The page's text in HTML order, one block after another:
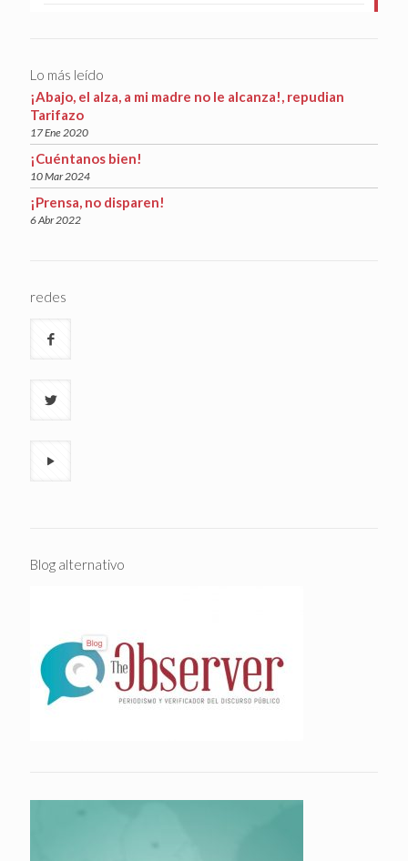
Lo más leído
¡Abajo, el alza, a mi madre no le alcanza!, repudian
Tarifazo
17 Ene 2020
¡Cuéntanos bien!
10 Mar 2024
¡Prensa, no disparen!
6 Abr 2022
redes
Blog alternativo